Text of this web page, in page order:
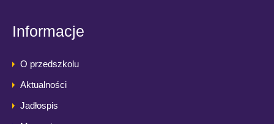
Informacje
O przedszkolu
Aktualności
Jadłospis